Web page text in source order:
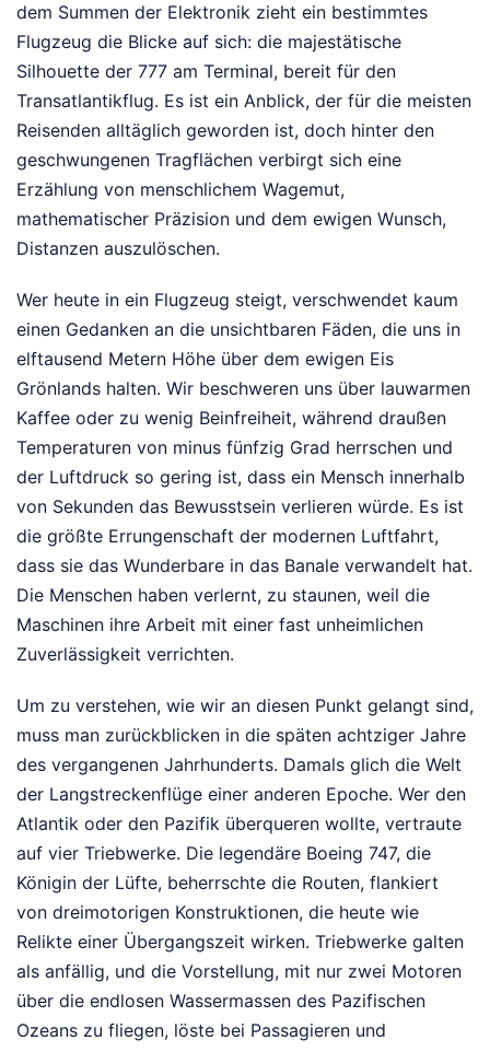
dem Summen der Elektronik zieht ein bestimmtes
Flugzeug die Blicke auf sich: die majestätische
Silhouette der 777 am Terminal, bereit für den
Transatlantikflug. Es ist ein Anblick, der für die meisten
Reisenden alltäglich geworden ist, doch hinter den
geschwungenen Tragflächen verbirgt sich eine
Erzählung von menschlichem Wagemut,
mathematischer Präzision und dem ewigen Wunsch,
Distanzen auszulöschen.
Wer heute in ein Flugzeug steigt, verschwendet kaum
einen Gedanken an die unsichtbaren Fäden, die uns in
elftausend Metern Höhe über dem ewigen Eis
Grönlands halten. Wir beschweren uns über lauwarmen
Kaffee oder zu wenig Beinfreiheit, während draußen
Temperaturen von minus fünfzig Grad herrschen und
der Luftdruck so gering ist, dass ein Mensch innerhalb
von Sekunden das Bewusstsein verlieren würde. Es ist
die größte Errungenschaft der modernen Luftfahrt,
dass sie das Wunderbare in das Banale verwandelt hat.
Die Menschen haben verlernt, zu staunen, weil die
Maschinen ihre Arbeit mit einer fast unheimlichen
Zuverlässigkeit verrichten.
Um zu verstehen, wie wir an diesen Punkt gelangt sind,
muss man zurückblicken in die späten achtziger Jahre
des vergangenen Jahrhunderts. Damals glich die Welt
der Langstreckenflüge einer anderen Epoche. Wer den
Atlantik oder den Pazifik überqueren wollte, vertraute
auf vier Triebwerke. Die legendäre Boeing 747, die
Königin der Lüfte, beherrschte die Routen, flankiert
von dreimotorigen Konstruktionen, die heute wie
Relikte einer Übergangszeit wirken. Triebwerke galten
als anfällig, und die Vorstellung, mit nur zwei Motoren
über die endlosen Wassermassen des Pazifischen
Ozeans zu fliegen, löste bei Passagieren und